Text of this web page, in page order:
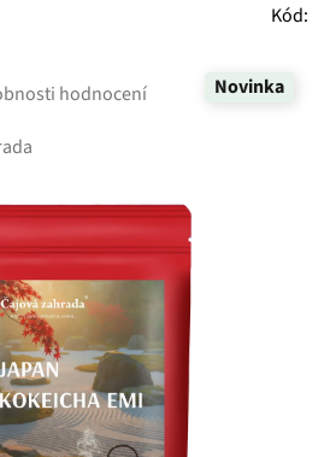
Kód:
Novinka
hodnocení